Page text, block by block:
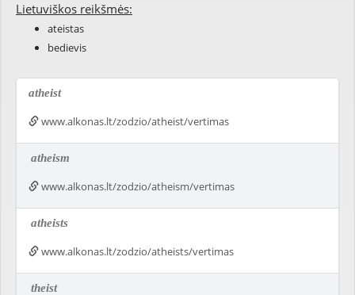
Lietuviškos reikšmės:
ateistas
bedievis
atheist
www.alkonas.lt/zodzio/atheist/vertimas
atheism
www.alkonas.lt/zodzio/atheism/vertimas
atheists
www.alkonas.lt/zodzio/atheists/vertimas
theist